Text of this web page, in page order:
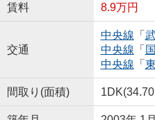
賃料 8.9万円
交通
中央線 「
中央線 「
中央線 「
間取り(面積)